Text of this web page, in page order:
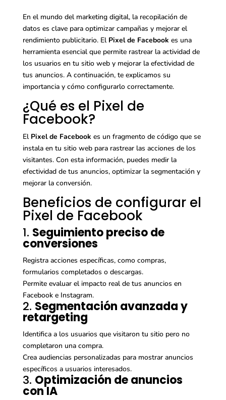
En el mundo del marketing digital, la recopilación de
datos es clave para optimizar campañas y mejorar el
rendimiento publicitario. El Pixel de Facebook es una
herramienta esencial que permite rastrear la actividad de
los usuarios en tu sitio web y mejorar la efectividad de
tus anuncios. A continuación, te explicamos su
importancia y cómo configurarlo correctamente.
¿Qué es el Pixel de
Facebook?
El Pixel de Facebook es un fragmento de código que se
instala en tu sitio web para rastrear las acciones de los
visitantes. Con esta información, puedes medir la
efectividad de tus anuncios, optimizar la segmentación y
mejorar la conversión.
Beneficios de configurar el
Pixel de Facebook
1. Seguimiento preciso de
conversiones
Registra acciones específicas, como compras,
formularios completados o descargas.
Permite evaluar el impacto real de tus anuncios en
Facebook e Instagram.
2. Segmentación avanzada y
retargeting
Identifica a los usuarios que visitaron tu sitio pero no
completaron una compra.
Crea audiencias personalizadas para mostrar anuncios
específicos a usuarios interesados.
3. Optimización de anuncios
con IA